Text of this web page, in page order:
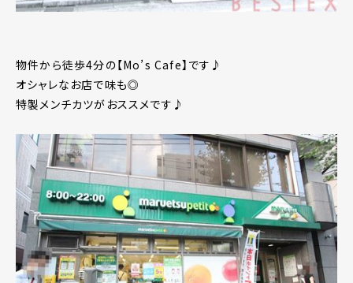
物件から徒歩4分の【Mo’s Cafe】です♪
オシャレなお店で味も◎
特製メンチカツがおススメです♪